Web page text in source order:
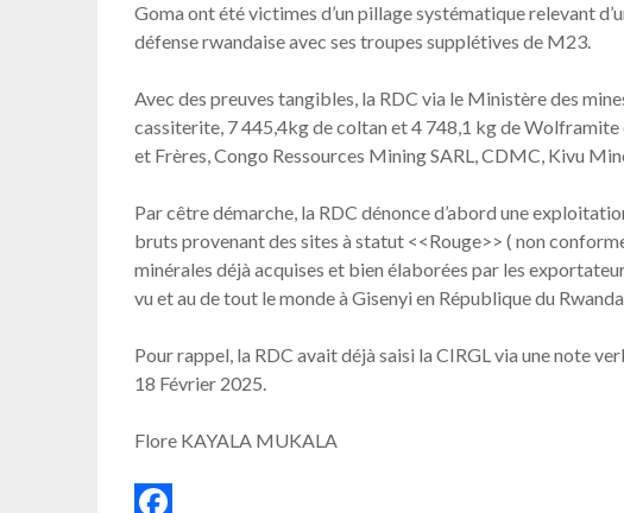
Goma ont été victimes d’un pillage systématique relevant
défense rwandaise avec ses troupes supplétives de M23.
Avec des preuves tangibles, la RDC via le Ministère des
cassiterite, 7 445,4kg de coltan et 4 748,1 kg de
et Frères, Congo Ressources Mining SARL, CDMC, Kivu
Par cêtre démarche, la RDC dénonce d’abord une
bruts provenant des sites à statut <<Rouge>> ( non
minérales déjà acquises et bien élaborées par les
vu et au de tout le monde à Gisenyi en République du
Pour rappel, la RDC avait déjà saisi la CIRGL via une note
18 Février 2025.
Flore KAYALA MUKALA